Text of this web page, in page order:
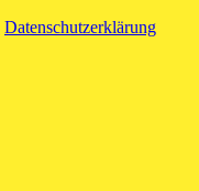
Datenschutzerklärung